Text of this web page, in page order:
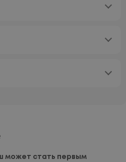
может стать первым